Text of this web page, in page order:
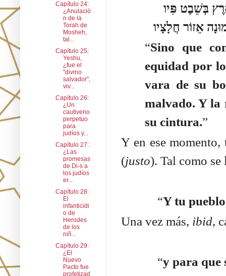
“Sino que
equidad por
vara de su
malvado. Y la
su cintura.”
Y en ese
(justo). Tal como se
“Y tu
Una vez más, ibid,
“y para que
Capítulo 24:
¿Anulació
n de la
Torah de
Mosheh,
tal...
Capítulo 25:
Yeshu,
¿fue el
"divino
salvador",
viv...
Capítulo 26:
¿Un
cautiverio
perpetuo
para
judíos y...
Capítulo 27:
¿Las
promesas
de Di-s a
los judíos
er...
Capítulo 28:
El
infanticidi
o de
Herodes
de los
niñ...
Capítulo 29:
¿El
Nuevo
Pacto fue
profetizad